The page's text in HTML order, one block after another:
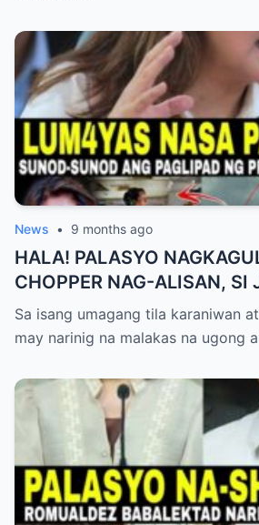
News • 9 months ago
HALA! PALASYO
CHOPPER NAG-ALISAN, SI
NAGHAHAKOT?!
Sa isang umagang tila karaniwan
may narinig na malakas na ugong